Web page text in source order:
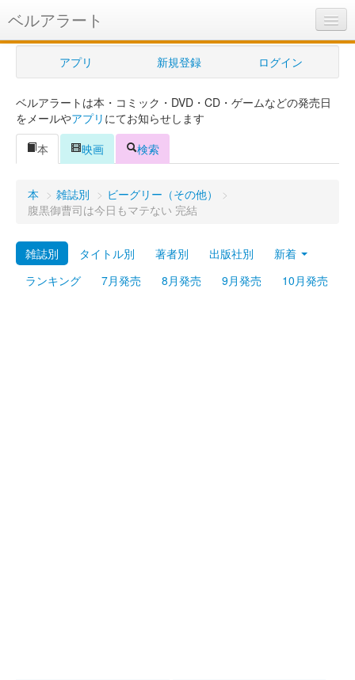
ベルアラート
ベルアラートとは
ヘルプ
新規登録
ログイン
購入管理
Myシェルフ
プレミアム
アプリ 新規登録 ログイン
ベルアラートは本・コミック・DVD・CD・ゲームなどの発売日
をメールやアプリ にてお知らせします
本
映画 検索
本 > 雑誌別 > ビーグリー（その他）
>
腹黒御曹司は今日もマテない 完結
雑誌別 タイトル別 著者別 出版社別
新着
ランキング
7月発売 8月発売 9月発売 10月発売